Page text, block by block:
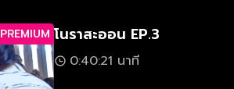
PREMIUM โนราสะออน EP.3
0:40:21 นาที